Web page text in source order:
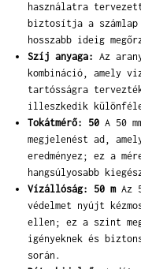
használatra
biztosítja a
hosszabb ideig
Szíj anyaga: Az
kombináció, amely
tartósságra
illeszkedik
Tokátmérő: 50 A 50
megjelenést ad,
eredményez; ez a
hangsúlyosabb
Vízállóság: 50 mAz
védelmet nyújt
ellen; ez a szint
igényeknek és
során.